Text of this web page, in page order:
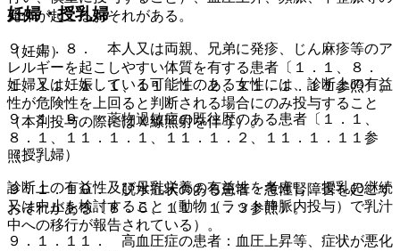
妊婦・授乳婦
（妊婦）
妊婦又は妊娠している可能性のある女性には、診断上の有益
性が危険性を上回ると判断される場合にのみ投与すること
（本剤投与の際にはＸ線照射を伴う）。
（授乳婦）
診断上の有益性及び母乳栄養の有益性を考慮し、授乳の継続
又は中止を検討すること（動物（ラット静脈内投与）で乳汁
中への移行が報告されている）。
発作が起こるおそれがある。
９．１．８． 本人又は両親、兄弟に発疹、じん麻疹等のア
レルギーを起こしやすい体質を有する患者〔１．１、８．
１、１１．１．１、１１．１．２、１１．１．１１参照〕。
９．１．９． 薬物過敏症の既往歴のある患者〔１．１、
８．１、１１．１．１、１１．１．２、１１．１．１１参
照〕。
９．１．１０． 脱水症状のある患者：急性腎障害を起こす
おそれがある〔８．６、１１．１．３参照〕。
９．１．１１． 高血圧症の患者：血圧上昇等、症状が悪化